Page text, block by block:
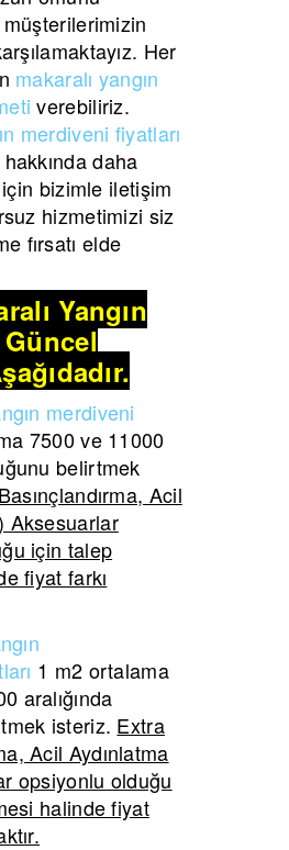
Her
makaralı yangın
verebiliriz.
merdiveni fiyatları
daha
bizimle iletişim
hizmetimizi siz
fırsatı elde
Yangın
merdiveni
7500 ve 11000
belirtmek
Acil
Aksesuarlar
için talep
fiyat farkı
1 m2 ortalama
aralığında
isteriz. Extra
Acil Aydınlatma
opsiyonlu olduğu
halinde fiyat